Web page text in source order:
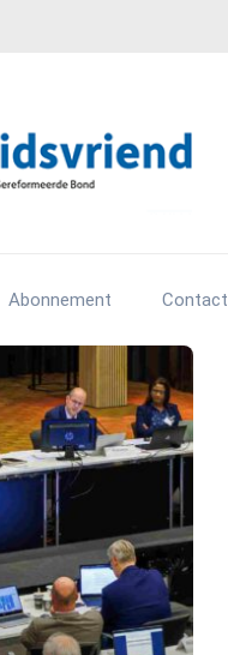
Abonnement Contact